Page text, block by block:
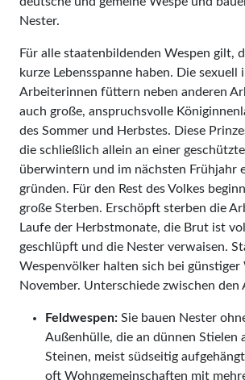
Nester.
Für alle staatenbildenden Wespen gilt,
kurze Lebensspanne haben. Die sexuell
Arbeiterinnen füttern neben anderen
auch große, anspruchsvolle
des Sommer und Herbstes. Diese
die schließlich allein an einer
überwintern und im nächsten Frühjahr
gründen. Für den Rest des Volkes
große Sterben. Erschöpft sterben die
Laufe der Herbstmonate, die Brut ist
geschlüpft und die Nester verwaisen.
Wespenvölker halten sich bei
November. Unterschiede zwischen den
Feldwespen: Sie bauen Nester
Außenhülle, die an dünnen Stielen
Steinen, meist südseitig
oft Wohngemeinschaften mit